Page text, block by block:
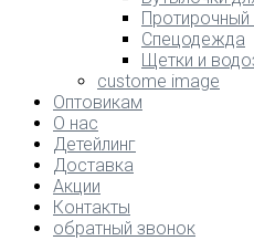
Протирочный
Спецодежда
Щетки и
custome image
Оптовикам
О нас
Детейлинг
Доставка
Акции
Контакты
обратный звонок